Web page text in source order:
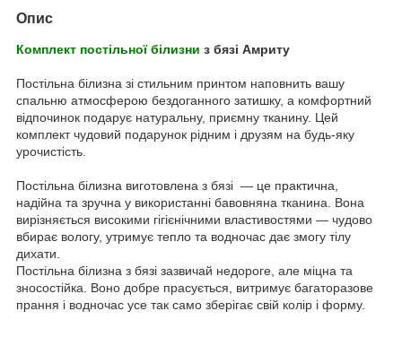
Опис
Комплект постільної білизни з бязі Амриту
Постільна білизна зі стильним принтом наповнить вашу
спальню атмосферою бездоганного затишку, а комфортний
відпочинок подарує натуральну, приємну тканину. Цей
комплект чудовий подарунок рідним і друзям на будь-яку
урочистість.
Постільна білизна виготовлена з бязі — це практична,
надійна та зручна у використанні бавовняна тканина. Вона
вирізняється високими гігієнічними властивостями — чудово
вбирає вологу, утримує тепло та водночас дає змогу тілу
дихати.
Постільна білизна з бязі зазвичай недороге, але міцна та
зносостійка. Воно добре прасується, витримує багаторазове
прання і водночас усе так само зберігає свій колір і форму.